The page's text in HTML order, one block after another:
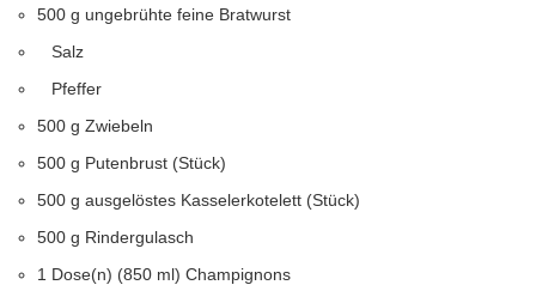
500 g ungebrühte feine Bratwurst
Salz
Pfeffer
500 g Zwiebeln
500 g Putenbrust (Stück)
500 g ausgelöstes Kasselerkotelett (Stück)
500 g Rindergulasch
1 Dose(n) (850 ml) Champignons